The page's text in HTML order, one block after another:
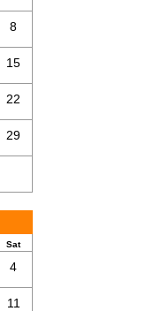
8
15
22
29
Sat
4
11